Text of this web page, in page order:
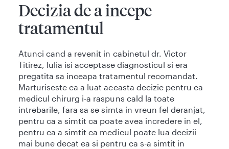
Decizia de a incepe
tratamentul
Atunci cand a revenit in cabinetul dr. Victor
Titirez, Iulia isi acceptase diagnosticul si era
pregatita sa inceapa tratamentul recomandat.
Marturiseste ca a luat aceasta decizie pentru ca
medicul chirurg i-a raspuns cald la toate
intrebarile, fara sa se simta in vreun fel deranjat,
pentru ca a simtit ca poate avea incredere in el,
pentru ca a simtit ca medicul poate lua decizii
mai bune decat ea si pentru ca s-a simtit in